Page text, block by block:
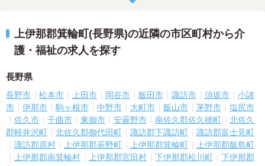
上伊那郡箕輪町(長野県)の近隣の市区町村から介
護・福祉の求人を探す
長野県
長野市 松本市 上田市 岡谷市 飯田市 諏訪市 須坂市
小諸
市
伊那市 駒ヶ根市 中野市 大町市 飯山市 茅野市
塩尻市
佐久市
千曲市 東御市 安曇野市 南佐久郡佐久穂町
北佐久
郡軽井沢町
北佐久郡御代田町 諏訪郡下諏訪町
諏訪郡富士見町
諏訪郡原村
上伊那郡辰野町 上伊那郡箕輪町
上伊那郡飯島町
上伊那郡南箕輪村
上伊那郡宮田村 下伊那郡松川町
下伊那郡